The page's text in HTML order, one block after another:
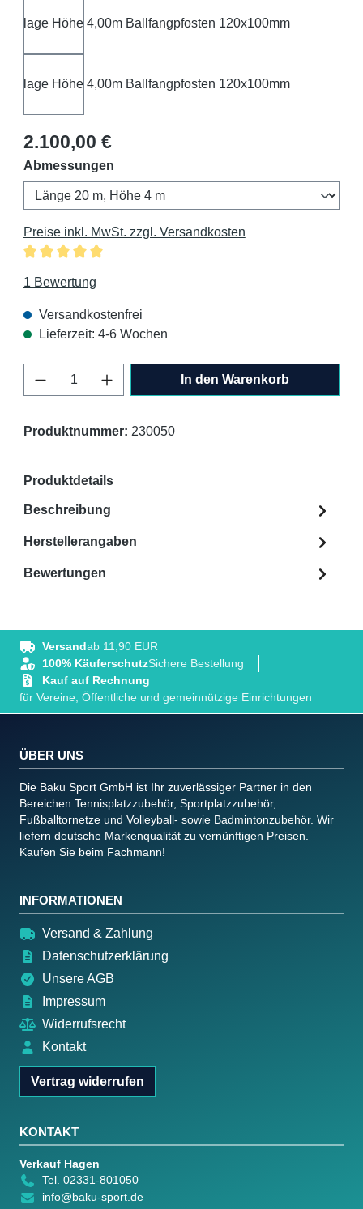
Regulärer Preis:
2.100,00 €
Abmessungenauswählen
Preise inkl. MwSt. zzgl. Versandkosten
Durchschnittliche Bewertung von 5 von 5 Sternen
1 Bewertung
Versandkostenfrei
Lieferzeit: 4-6 Wochen
Produkt Anzahl: Gib den gewünschten
In den Warenkorb
Produktnummer: 230050
Produktdetails
Beschreibung
Herstellerangaben
Bewertungen
Versandab 11,90 EUR
100% KäuferschutzSichere Bestellung
Kauf auf Rechnung
für Vereine, Öffentliche und gemeinnützige Einrichtungen
ÜBER UNS
Die Baku Sport GmbH ist Ihr zuverlässiger Partner in den
Bereichen Tennisplatzzubehör, Sportplatzzubehör,
Fußballtornetze und Volleyball- sowie Badmintonzubehör. Wir
liefern deutsche Markenqualität zu vernünftigen Preisen.
Kaufen Sie beim Fachmann!
INFORMATIONEN
Versand & Zahlung
Datenschutzerklärung
Unsere AGB
Impressum
Widerrufsrecht
Kontakt
Vertrag widerrufen
KONTAKT
Verkauf Hagen
Tel. 02331-801050
info@baku-sport.de